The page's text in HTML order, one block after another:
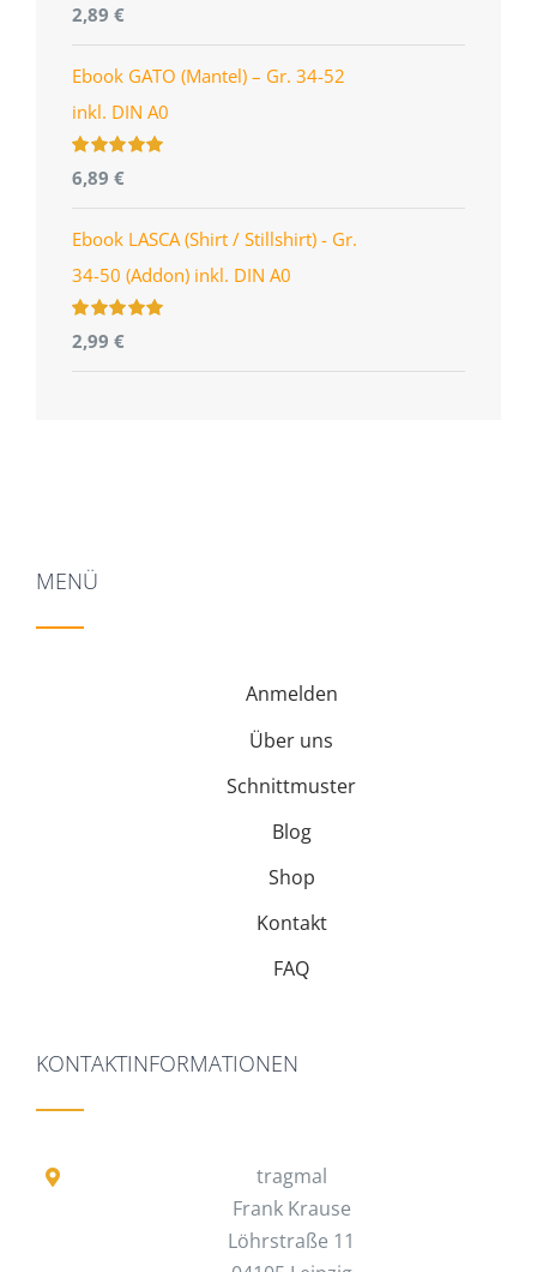
Bewertet
mit 4.96
5
2,89 €
Ebook GATO (Mantel) – Gr. 34-52
inkl. DIN A0
Bewertet
mit 5.00
5
6,89 €
Ebook LASCA (Shirt / Stillshirt) - Gr.
34-50 (Addon) inkl. DIN A0
Bewertet
mit 5.00
5
2,99 €
MENÜ
Anmelden
Über uns
Schnittmuster
Blog
Shop
Kontakt
FAQ
KONTAKTINFORMATIONEN
tragmal
Frank Krause
Löhrstraße 11